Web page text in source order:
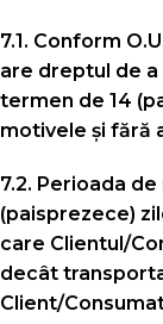
7.1. Conform
are dreptul de
termen de 14
motivele și fără
7.2. Perioada
(paisprezece)
care Clientul/
decât
Client/